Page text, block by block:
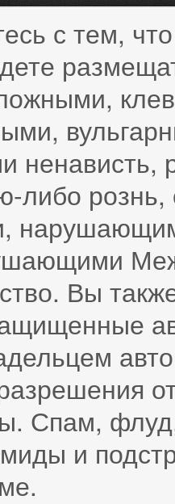
с тем,
ненависть,
либо
Вы
Спам,
и